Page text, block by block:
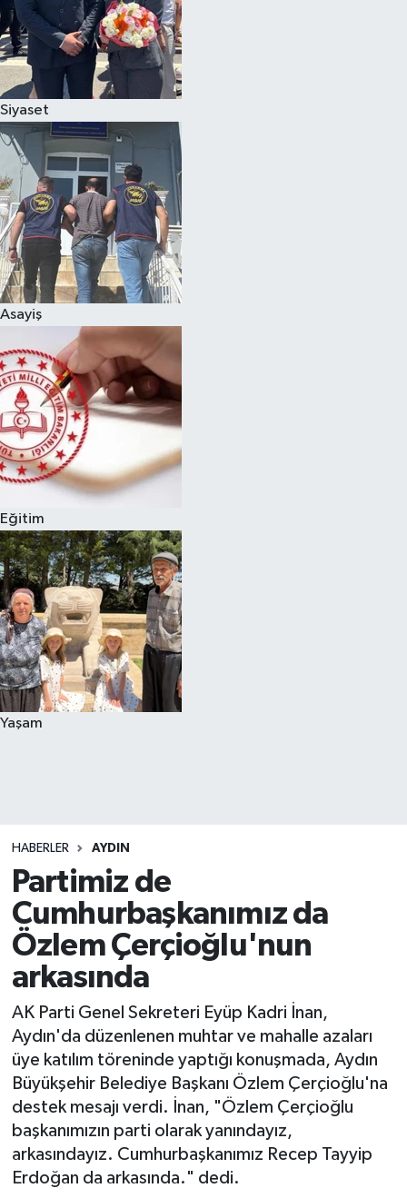
Siyaset
Asayiş
Eğitim
Yaşam
HABERLER AYDIN
Partimiz de
Cumhurbaşkanımız da
Özlem Çerçioğlu'nun
arkasında
AK Parti Genel Sekreteri Eyüp Kadri İnan,
Aydın'da düzenlenen muhtar ve mahalle azaları
üye katılım töreninde yaptığı konuşmada, Aydın
Büyükşehir Belediye Başkanı Özlem Çerçioğlu'na
destek mesajı verdi. İnan, "Özlem Çerçioğlu
başkanımızın parti olarak yanındayız,
arkasındayız. Cumhurbaşkanımız Recep Tayyip
Erdoğan da arkasında." dedi.